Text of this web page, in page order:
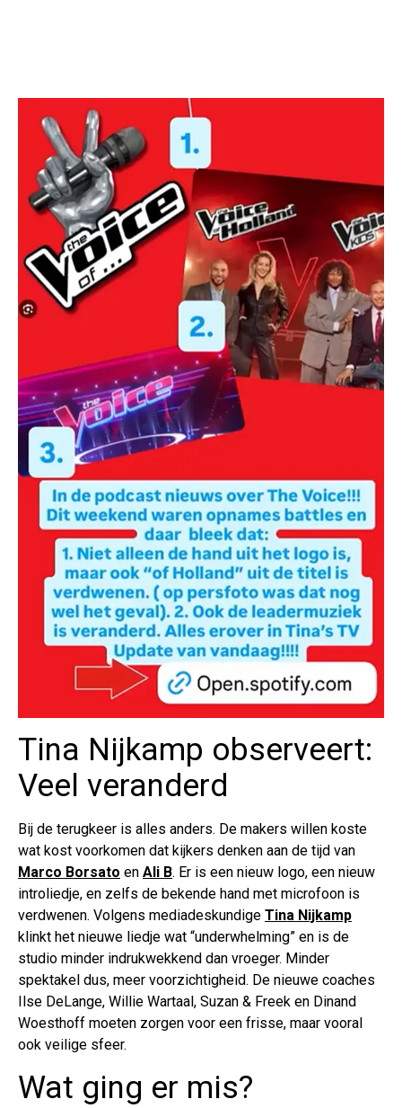
Tina Nijkamp observeert:
Veel veranderd
Bij de terugkeer is alles anders. De makers willen koste
wat kost voorkomen dat kijkers denken aan de tijd van
Marco Borsato en Ali B. Er is een nieuw logo, een nieuw
introliedje, en zelfs de bekende hand met microfoon is
verdwenen. Volgens mediadeskundige Tina Nijkamp
klinkt het nieuwe liedje wat “underwhelming” en is de
studio minder indrukwekkend dan vroeger. Minder
spektakel dus, meer voorzichtigheid. De nieuwe coaches
Ilse DeLange, Willie Wartaal, Suzan & Freek en Dinand
Woesthoff moeten zorgen voor een frisse, maar vooral
ook veilige sfeer.
Wat ging er mis?